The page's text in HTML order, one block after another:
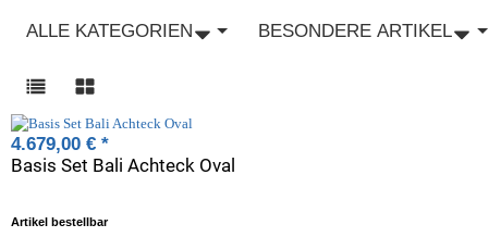
ALLE KATEGORIEN BESONDERE ARTIKEL
Basis Set Bali Achteck Oval
4.679,00 € *
Artikel bestellbar